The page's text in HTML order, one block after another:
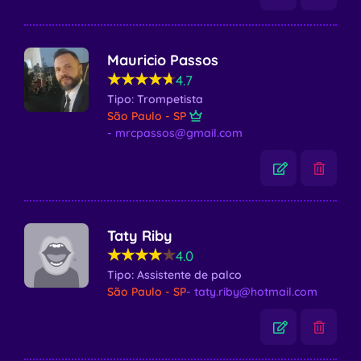
Mauricio Passos
★★★★★
★★★★★4.7
Tipo: Trompetista
São Paulo - SP
- mrcpassos@gmail.com
Taty Riby
★★★★★
★★★★★4.0
Tipo: Assistente de palco
São Paulo - SP- taty.riby@hotmail.com